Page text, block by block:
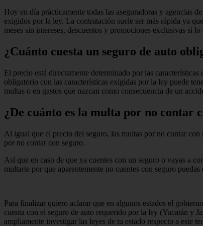
Hoy en día prácticamente todas las aseguradoras y agencias
exigidos por la ley. La contratación suele ser más rápida ya
meses sin intereses, descuentos y promociones exclusivas sí
¿Cuánto cuesta un seguro de auto
El precio está directamente determinado por las
obligatorio con las características exigidas por la ley puede
multas o en gastos que nazcan como consecuencia de un
¿De cuánto es la multa por no contar
Al igual que el precio del seguro, las multas por no contar
por no contar con seguro.
Así que en caso de que ya cuentes con un seguro o vayas a
multarte por que aparentemente no cuentes con seguro
Para finalizar quiero aclarar que en algunos estados el
cuenta con el seguro de auto requerido por la ley (Yucatán y
ampliamente investigar las leyes de tu estado respecto a este